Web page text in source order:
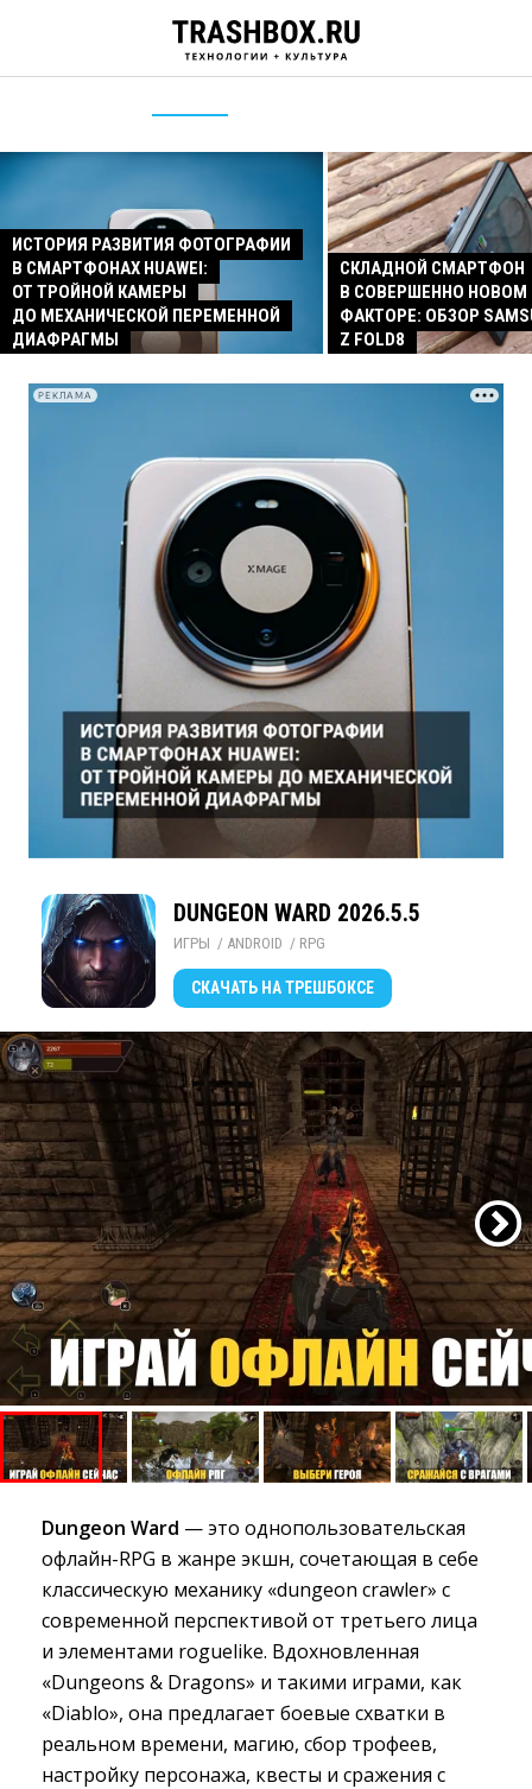
ИСТОРИЯ РАЗВИТИЯ ФОТОГРАФИИ
В СМАРТФОНАХ HUAWEI:
ОТ ТРОЙНОЙ КАМЕРЫ
ДО МЕХАНИЧЕСКОЙ ПЕРЕМЕННОЙ
ДИАФРАГМЫ
СКЛАДНОЙ СМАРТФОН
В СОВЕРШЕННО
ФАКТОРЕ: ОБЗОР
Z FOLD8
РЕКЛАМА
DUNGEON WARD 2026.5.5
ИГРЫ / ANDROID / RPG
СКАЧАТЬ НА ТРЕШБОКСЕ
Dungeon Ward — это однопользовательская
офлайн-RPG в жанре экшн, сочетающая в себе
классическую механику «dungeon crawler» с
современной перспективой от третьего лица
и элементами roguelike. Вдохновленная
«Dungeons & Dragons» и такими играми, как
«Diablo», она предлагает боевые схватки в
реальном времени, магию, сбор трофеев,
настройку персонажа, квесты и сражения с